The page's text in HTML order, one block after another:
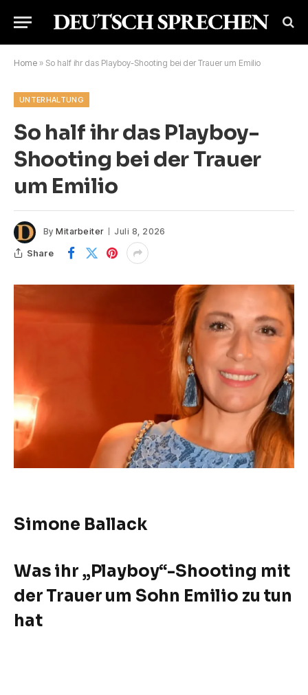
Home » So half ihr das Playboy-Shooting bei der Trauer um Emilio
UNTERHALTUNG
So half ihr das Playboy-
Shooting bei der Trauer
um Emilio
By Mitarbeiter Juli 8, 2026
Share
Simone Ballack
Was ihr „Playboy“-Shooting mit
der Trauer um Sohn Emilio zu tun
hat